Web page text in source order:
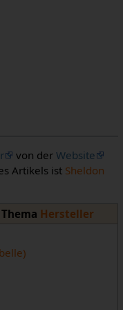
von der Website
Artikels ist Sheldon
Hersteller